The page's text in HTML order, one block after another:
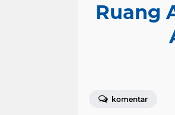
Ruang
komentar